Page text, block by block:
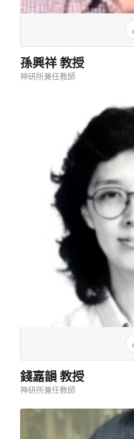
孫興祥 教授
神研所兼任教師
錢嘉韻 教授
神研所兼任教師